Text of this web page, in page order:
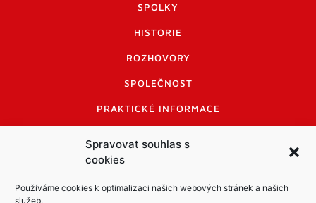
Spravovat souhlas s
cookies
Používáme cookies k optimalizaci našich webových stránek a našich
služeb.
SPOLKY
HISTORIE
ROZHOVORY
SPOLEČNOST
PRAKTICKÉ INFORMACE
INFORMACE A KODEX DISKUTUJÍCÍCH
LOGO A LOGO MANUÁL